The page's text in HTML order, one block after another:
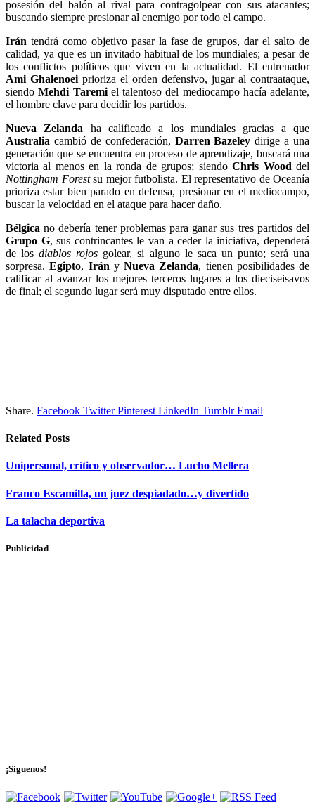
posesión del balón al rival para contragolpear con sus atacantes;
buscando siempre presionar al enemigo por todo el campo.
Irán tendrá como objetivo pasar la fase de grupos, dar el salto de
calidad, ya que es un invitado habitual de los mundiales; a pesar de
los conflictos políticos que viven en la actualidad. El entrenador
Ami Ghalenoei prioriza el orden defensivo, jugar al contraataque,
siendoMehdi Taremiel talentoso del mediocampo hacía adelante,
el hombre clave para decidir los partidos.
Nueva Zelanda ha calificado a los mundiales gracias a que
Australia cambió de confederación, Darren Bazeley dirige a una
generación que se encuentra en proceso de aprendizaje, buscará una
victoria al menos en la ronda de grupos; siendoChris Wood del
Nottingham Forestsu mejor futbolista. El representativo de Oceanía
prioriza estar bien parado en defensa, presionar en el mediocampo,
buscar la velocidad en el ataque para hacer daño.
Bélgica no debería tener problemas para ganar sus tres partidos del
Grupo G, sus contrincantes le van a ceder la iniciativa, dependerá
de losdiablos rojos golear, si alguno le saca un punto; será una
sorpresa.Egipto, Irán y Nueva Zelanda, tienen posibilidades de
calificar al avanzar los mejores terceros lugares a los dieciseisavos
de final; el segundo lugar será muy disputado entre ellos.
Share. Facebook Twitter Pinterest LinkedIn Tumblr Email
Related Posts
Unipersonal, crítico y observador… Lucho Mellera
Franco Escamilla, un juez despiadado…y divertido
La talacha deportiva
Publicidad
¡Síguenos!